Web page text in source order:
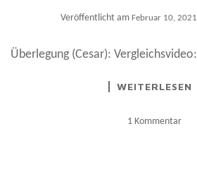
Veröffentlicht am Februar 10, 2021
Überlegung (Cesar): Vergleichsvideo:
WEITERLESEN
1 Kommentar